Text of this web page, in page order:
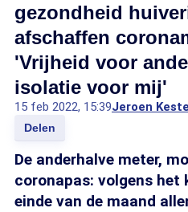
gezondheid
afschaffen
'Vrijheid voor
isolatie voor mij'
15 feb 2022, 15:39Jeroen
Delen
De anderhalve meter,
coronapas: volgens het
einde van de maand